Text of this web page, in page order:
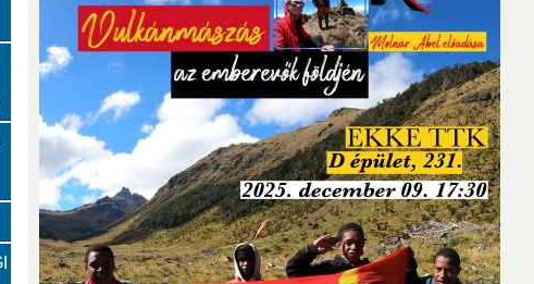
2020 2019 2018 2017 2016